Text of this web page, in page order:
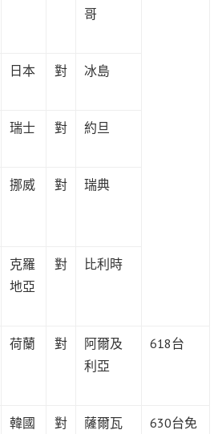
哥
日本 對 冰島
瑞士 對 約旦
挪威 對 瑞典
克羅
地亞
對 比利時
荷蘭 對
阿爾及
利亞
618台
韓國 對 薩爾瓦 630台免